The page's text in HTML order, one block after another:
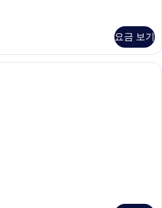
요금 보기
저자극성 침구, 책상, 노트북 작업 공간,